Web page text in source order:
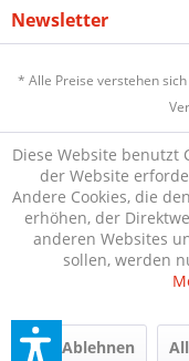
Newsletter
* Alle Preise verstehen
Diese Website benutzt
der Website
Andere Cookies, die
erhöhen, der
anderen Websites
sollen, werden
Ablehnen